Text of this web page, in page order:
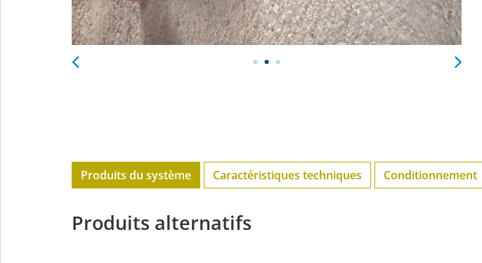
Produits du système Caractéristiques techniques Conditionnement
Produits alternatifs